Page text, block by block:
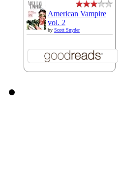
American Vampire
vol. 2
by Scott Snyder